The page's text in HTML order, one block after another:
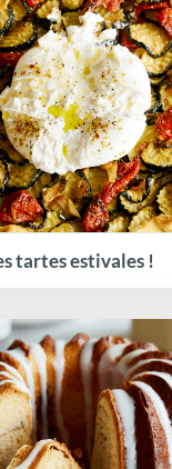
tartes estivales !